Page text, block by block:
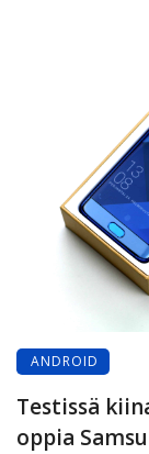
ANDROID
Testissä
oppia